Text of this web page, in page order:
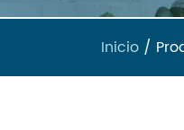
Inicio /